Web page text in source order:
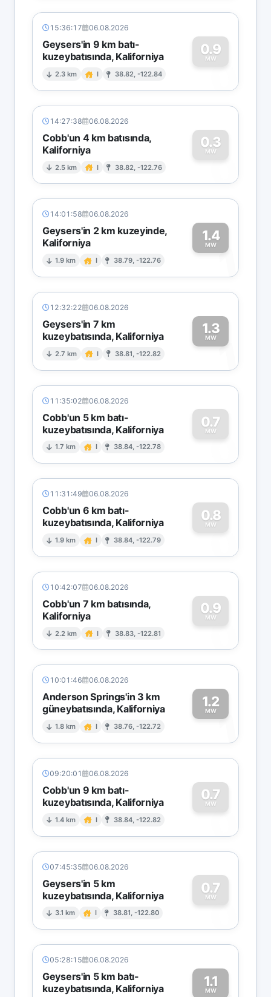
15:36:17 06.08.2026
Geysers'in 9 km batı-
kuzeybatısında, Kaliforniya
2.3 km I 38.82, -122.84
0.9
MW
0
14:27:38 06.08.2026
Cobb'un 4 km batısında,
Kaliforniya
2.5 km I 38.82, -122.76
0.3
MW
0
14:01:58 06.08.2026
Geysers'in 2 km kuzeyinde,
Kaliforniya
1.9 km I 38.79, -122.76
1.4
MW1
12:32:22 06.08.2026
Geysers'in 7 km
kuzeybatısında, Kaliforniya
2.7 km I 38.81, -122.82
1.3
MW1
11:35:02 06.08.2026
Cobb'un 5 km batı-
kuzeybatısında, Kaliforniya
1.7 km I 38.84, -122.78
0.7
MW
0
11:31:49 06.08.2026
Cobb'un 6 km batı-
kuzeybatısında, Kaliforniya
1.9 km I 38.84, -122.79
0.8
MW
0
10:42:07 06.08.2026
Cobb'un 7 km batısında,
Kaliforniya
2.2 km I 38.83, -122.81
0.9
MW
0
10:01:46 06.08.2026
Anderson Springs'in 3 km
güneybatısında, Kaliforniya
1.8 km I 38.76, -122.72
1.2
MW1
09:20:01 06.08.2026
Cobb'un 9 km batı-
kuzeybatısında, Kaliforniya
1.4 km I 38.84, -122.82
0.7
MW
0
07:45:35 06.08.2026
Geysers'in 5 km
kuzeybatısında, Kaliforniya
3.1 km I 38.81, -122.80
0.7
MW
0
05:28:15 06.08.2026
Geysers'in 5 km batı-
kuzeybatısında, Kaliforniya
1.1
MW